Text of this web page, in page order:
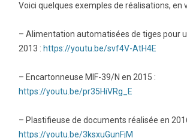
Voici quelques exemples de réalisations, en
– Alimentation automatisées de tiges pour
2013 : https://youtu.be/svf4V-AtH4E
– Encartonneuse MIF-39/N en 2015 :
https://youtu.be/pr35HiVRg_E
– Plastifieuse de documents réalisée en
https://youtu.be/3ksxuGunFjM